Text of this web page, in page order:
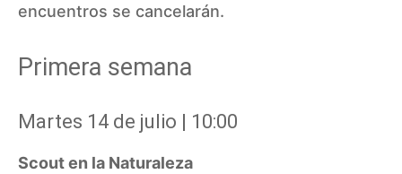
encuentros se cancelarán.
Primera semana
Martes 14 de julio | 10:00
Scout en la Naturaleza